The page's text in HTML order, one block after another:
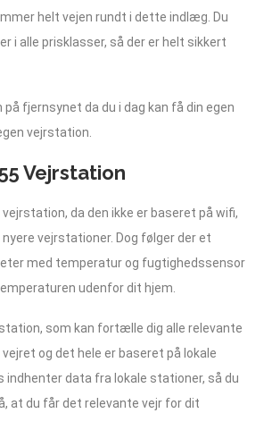
helt vejen rundt i dette indlæg. Du
i alle prisklasser, så der er helt sikkert
på fjernsynet da du i dag kan få din egen
vejrstation.
Vejrstation
da den ikke er baseret på wifi,
vejrstationer. Dog følger der et
med temperatur og fugtighedssensor
udenfor dit hjem.
som kan fortælle dig alle relevante
og det hele er baseret på lokale
indhenter data fra lokale stationer, så du
at du får det relevante vejr for dit